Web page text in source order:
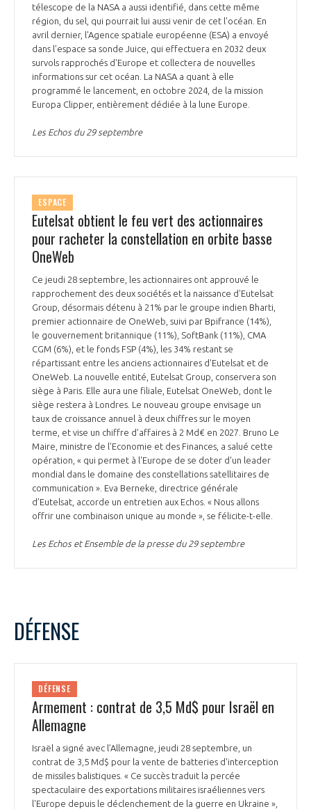
télescope de la NASA a aussi identifié, dans cette même
région, du sel, qui pourrait lui aussi venir de cet l'océan. En
avril dernier, l'Agence spatiale européenne (ESA) a envoyé
dans l'espace sa sonde Juice, qui effectuera en 2032 deux
survols rapprochés d'Europe et collectera de nouvelles
informations sur cet océan. La NASA a quant à elle
programmé le lancement, en octobre 2024, de la mission
Europa Clipper, entièrement dédiée à la lune Europe.
Les Echos du 29 septembre
ESPACE
Eutelsat obtient le feu vert des actionnaires
pour racheter la constellation en orbite basse
OneWeb
Ce jeudi 28 septembre, les actionnaires ont approuvé le
rapprochement des deux sociétés et la naissance d'Eutelsat
Group, désormais détenu à 21% par le groupe indien Bharti,
premier actionnaire de OneWeb, suivi par Bpifrance (14%),
le gouvernement britannique (11%), SoftBank (11%), CMA
CGM (6%), et le fonds FSP (4%), les 34% restant se
répartissant entre les anciens actionnaires d'Eutelsat et de
OneWeb. La nouvelle entité, Eutelsat Group, conservera son
siège à Paris. Elle aura une filiale, Eutelsat OneWeb, dont le
siège restera à Londres. Le nouveau groupe envisage un
taux de croissance annuel à deux chiffres sur le moyen
terme, et vise un chiffre d’affaires à 2 Md€ en 2027. Bruno Le
Maire, ministre de l'Economie et des Finances, a salué cette
opération, « qui permet à l'Europe de se doter d'un leader
mondial dans le domaine des constellations satellitaires de
communication ». Eva Berneke, directrice générale
d’Eutelsat, accorde un entretien aux Echos. « Nous allons
offrir une combinaison unique au monde », se félicite-t-elle.
Les Echos et Ensemble de la presse du 29 septembre
DÉFENSE
DÉFENSE
Armement : contrat de 3,5 Md$ pour Israël en
Allemagne
Israël a signé avec l’Allemagne, jeudi 28 septembre, un
contrat de 3,5 Md$ pour la vente de batteries d'interception
de missiles balistiques. « Ce succès traduit la percée
spectaculaire des exportations militaires israéliennes vers
l'Europe depuis le déclenchement de la guerre en Ukraine »,